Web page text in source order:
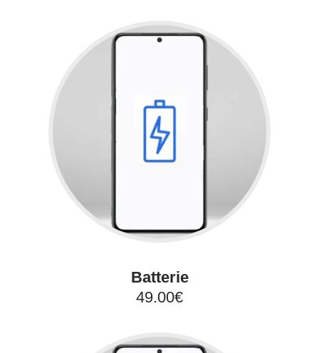
Batterie
49.00€